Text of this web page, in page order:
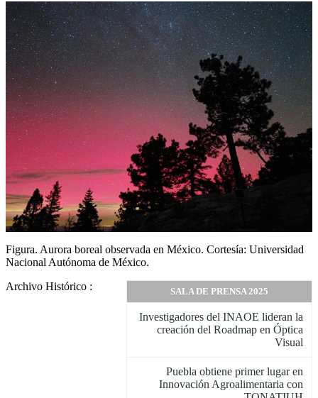
Figura. Aurora boreal observada en México. Cortesía: Universidad
Nacional Autónoma de México.
SALA DE PRENSA 2025
Investigadores del INAOE lideran la
creación del Roadmap en Óptica
Visual
Puebla obtiene primer lugar en
Innovación Agroalimentaria con
Archivo Histórico :